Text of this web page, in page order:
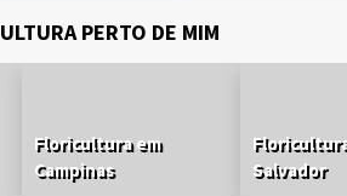
PERTO DE MIM
Floricultura em
Campinas
Salvador